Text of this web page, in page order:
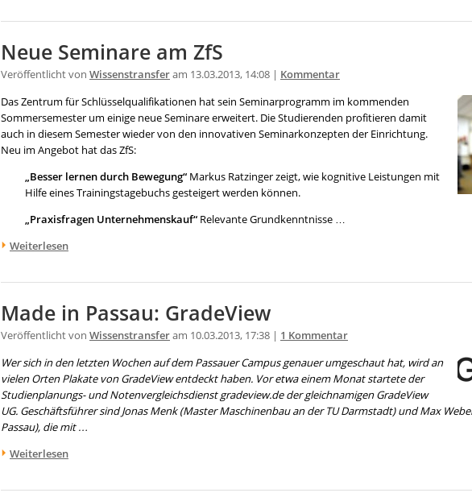
Neue Seminare am ZfS
Veröffentlicht von Wissenstransferam 13.03.2013, 14:08 | Kommentar
Das Zentrum für Schlüsselqualifikationen hat sein Seminarprogramm im kommenden
Sommersemester um einige neue Seminare erweitert. Die Studierenden profitieren damit
auch in diesem Semester wieder von den innovativen Seminarkonzepten der Einrichtung.
Neu im Angebot hat das ZfS:
„Besser lernen durch Bewegung“ Markus Ratzinger zeigt, wie kognitive Leistungen mit
Hilfe eines Trainingstagebuchs gesteigert werden können.
„Praxisfragen Unternehmenskauf“ Relevante Grundkenntnisse …
Weiterlesen
Made in Passau: GradeView
Veröffentlicht von Wissenstransferam 10.03.2013, 17:38 | 1 Kommentar
Wer sich in den letzten Wochen auf dem Passauer Campus genauer umgeschaut hat, wird an
vielen Orten Plakate von GradeView entdeckt haben. Vor etwa einem Monat startete der
Studienplanungs- und Notenvergleichsdienst gradeview.de der gleichnamigen GradeView
UG. Geschäftsführer sind Jonas Menk (Master Maschinenbau an der TU Darmstadt) und Max
Passau), die mit …
Weiterlesen